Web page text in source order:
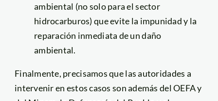
ambiental (no solo para el sector
hidrocarburos) que evite la impunidad y la
reparación inmediata de un daño
ambiental.
Finalmente, precisamos que las autoridades a
intervenir en estos casos son además del OEFA y